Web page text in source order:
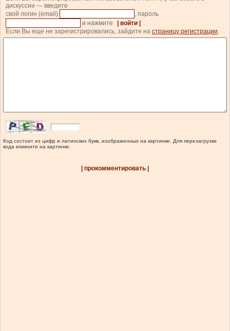
дискуссии — введите
свой логин (email)
, пароль
и нажмите
| войти |
.
Если Вы еще не зарегистрировались, зайдите на страницу регистрации.
Код состоит из цифр и латинских букв, изображенных на картинке. Для перезагрузки
кода кликните на картинке.
| прокомментировать |